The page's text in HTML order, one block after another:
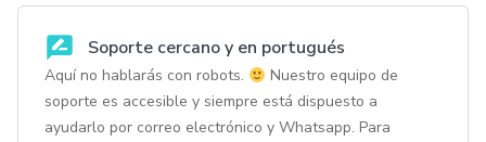
Soporte cercano y en portugués
Aquí no hablarás con robots.
Nuestro equipo de
soporte es accesible y siempre está dispuesto a
ayudarlo por correo electrónico y Whatsapp. Para